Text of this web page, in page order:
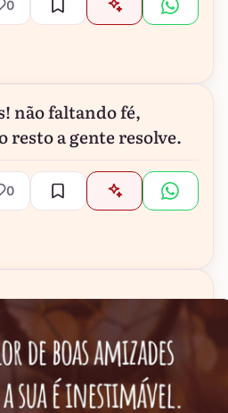
0
não faltando fé,
resto a gente resolve.
0